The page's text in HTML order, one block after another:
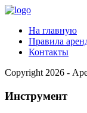
На главную
Правила
Контакты
Copyright 2026 -
Инструмент